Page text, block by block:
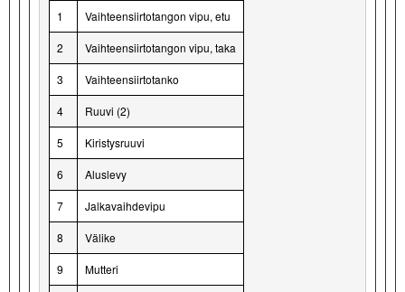
1 Vaihteensiirtotangon vipu, etu
2 Vaihteensiirtotangon vipu, taka
3 Vaihteensiirtotanko
4 Ruuvi (2)
5 Kiristysruuvi
6 Aluslevy
7 Jalkavaihdevipu
8 Välike
9 Mutteri